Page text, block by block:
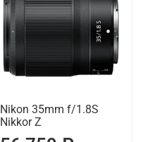
Nikon 35mm f/1.8S
Nikkor Z